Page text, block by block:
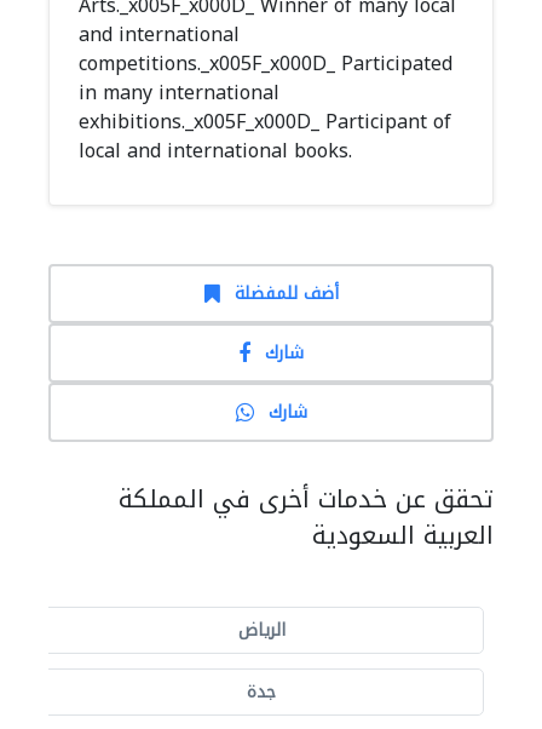
and international
competitions._x005F_x000D_ Participated
in many international
exhibitions._x005F_x000D_ Participant of
local and international books.
أضف للمفضلة
شارك
شارك
تحقق عن خدمات أخرى في المملكة
العربية السعودية
الرياض
جدة